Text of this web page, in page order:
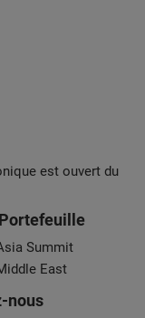
est ouvert du
Summit
East
nous